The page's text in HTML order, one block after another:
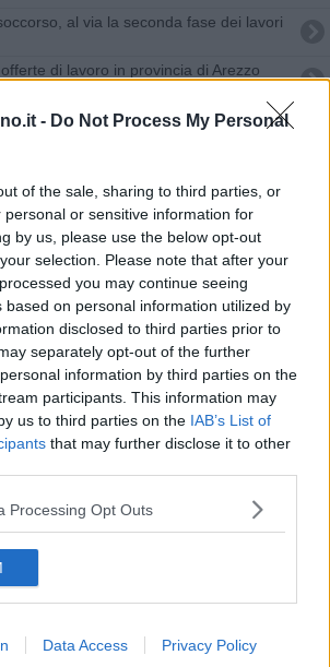
- Do Not Process My Personal
of the sale, sharing to third parties, or
personal or sensitive information for
by us, please use the below opt-out
selection. Please note that after your
you may continue seeing
based on personal information utilized by
disclosed to third parties prior to
separately opt-out of the further
information by third parties on the
participants. This information may
us to third parties on the IAB’s List of
that may further disclose it to other
Processing Opt Outs
Data Access Privacy Policy
al via la seconda fase dei lavori
di lavoro in provincia di Arezzo
nel bagno di casa ed ecco Ismaele
caso di Chikungunya in Toscana
corretto dei farmaci, un incontro
chiusa la prima giornata con affluenza a
così, tre incontri per futuri genitori
di lavoro in provincia di Arezzo
comunali, le affluenze alle 12
affluenza in calo alle 19
Vigna”: tra cantine, gusto e musica
di carta in fiamme sull'A1
celebra "Repubblica 80"